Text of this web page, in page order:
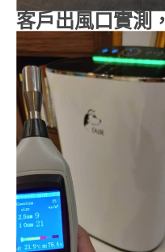
客戶出風口實測，